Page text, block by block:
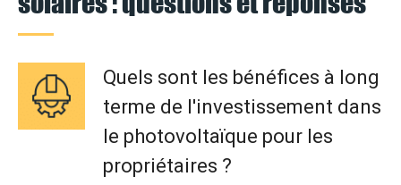
Quels sont les bénéfices à long
terme de l'investissement dans
le photovoltaïque pour les
propriétaires ?